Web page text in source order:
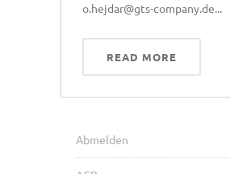
o.hejdar@gts-company.de...
READ MORE
Abmelden